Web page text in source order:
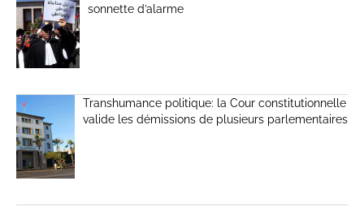
sonnette d’alarme
Transhumance politique: la Cour constitutionnelle
valide les démissions de plusieurs parlementaires